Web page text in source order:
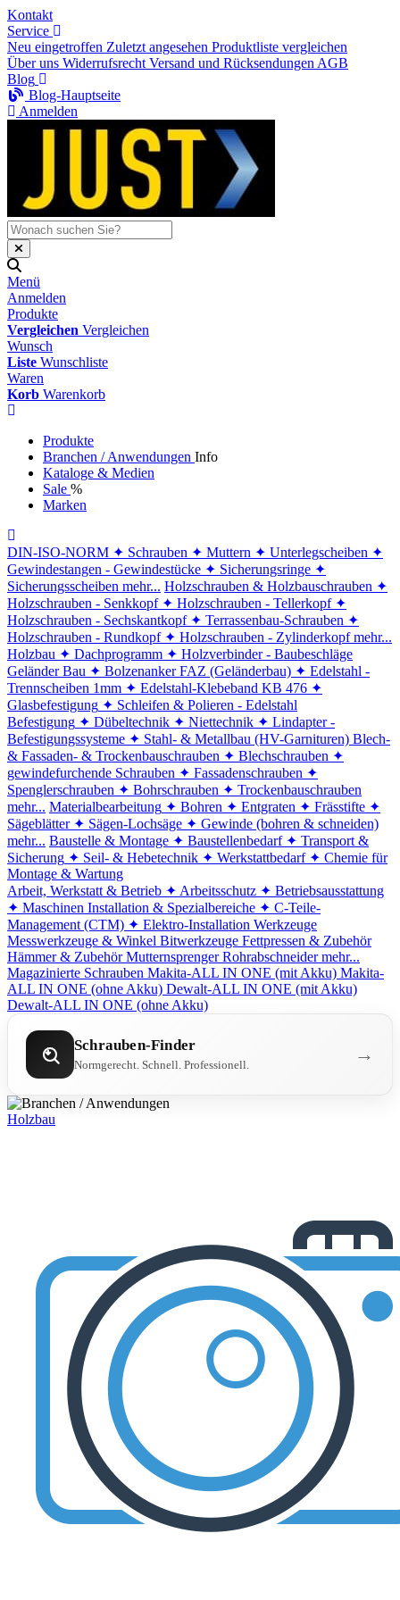
Kontakt
Service
Neu eingetroffen Zuletzt angesehen Produktliste vergleichen
Über uns Widerrufsrecht Versand und Rücksendungen AGB
Blog
Blog-Hauptseite
Anmelden
Menü
Anmelden
Produkte
Vergleichen Vergleichen
Wunsch
Liste Wunschliste
Waren
Korb Warenkorb
Produkte
Branchen / Anwendungen Info
Kataloge & Medien
Sale %
Marken
DIN-ISO-NORM ✦ Schrauben ✦ Muttern ✦ Unterlegscheiben ✦
Gewindestangen - Gewindestücke ✦ Sicherungsringe ✦
Sicherungsscheiben mehr... Holzschrauben & Holzbauschrauben ✦
Holzschrauben - Senkkopf ✦ Holzschrauben - Tellerkopf ✦
Holzschrauben - Sechskantkopf ✦ Terrassenbau-Schrauben ✦
Holzschrauben - Rundkopf ✦ Holzschrauben - Zylinderkopf mehr...
Holzbau ✦ Dachprogramm ✦ Holzverbinder - Baubeschläge
Geländer Bau ✦ Bolzenanker FAZ (Geländerbau) ✦ Edelstahl -
Trennscheiben 1mm ✦ Edelstahl-Klebeband KB 476 ✦
Glasbefestigung ✦ Schleifen & Polieren - Edelstahl
Befestigung ✦ Dübeltechnik ✦ Niettechnik ✦ Lindapter -
Befestigungssysteme ✦ Stahl- & Metallbau (HV-Garnituren) Blech-
& Fassaden- & Trockenbauschrauben ✦ Blechschrauben ✦
gewindefurchende Schrauben ✦ Fassadenschrauben ✦
Spenglerschrauben ✦ Bohrschrauben ✦ Trockenbauschrauben
mehr... Materialbearbeitung ✦ Bohren ✦ Entgraten ✦ Frässtifte ✦
Sägeblätter ✦ Sägen-Lochsäge ✦ Gewinde (bohren & schneiden)
mehr... Baustelle & Montage ✦ Baustellenbedarf ✦ Transport &
Sicherung ✦ Seil- & Hebetechnik ✦ Werkstattbedarf ✦ Chemie für
Montage & Wartung
Arbeit, Werkstatt & Betrieb ✦ Arbeitsschutz ✦ Betriebsausstattung
✦ Maschinen Installation & Spezialbereiche ✦ C-Teile-
Management (CTM) ✦ Elektro-Installation Werkzeuge
Messwerkzeuge & Winkel Bitwerkzeuge Fettpressen & Zubehör
Hämmer & Zubehör Mutternsprenger Rohrabschneider mehr...
Magazinierte Schrauben Makita-ALL IN ONE (mit Akku) Makita-
ALL IN ONE (ohne Akku) Dewalt-ALL IN ONE (mit Akku)
Dewalt-ALL IN ONE (ohne Akku)
Schrauben-Finder
Normgerecht. Schnell. Professionell. →
Holzbau